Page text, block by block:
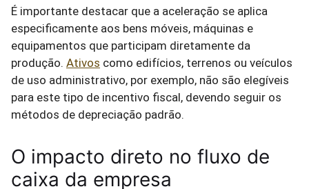
É importante destacar que a aceleração se aplica
especificamente aos bens móveis, máquinas e
equipamentos que participam diretamente da
produção. Ativos como edifícios, terrenos ou veículos
de uso administrativo, por exemplo, não são elegíveis
para este tipo de incentivo fiscal, devendo seguir os
métodos de depreciação padrão.
O impacto direto no fluxo de
caixa da empresa